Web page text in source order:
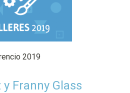
2019
Franny Glass